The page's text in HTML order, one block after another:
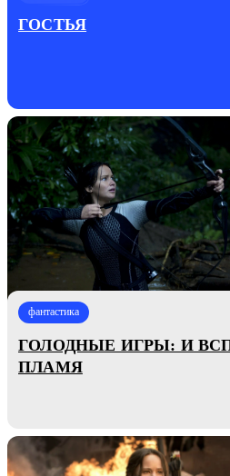
ГОСТЬЯ
фантастика
ГОЛОДНЫЕ ИГРЫ: И
ПЛАМЯ